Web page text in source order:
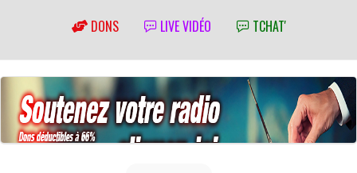
DONS LIVE VIDÉO TCHAT'